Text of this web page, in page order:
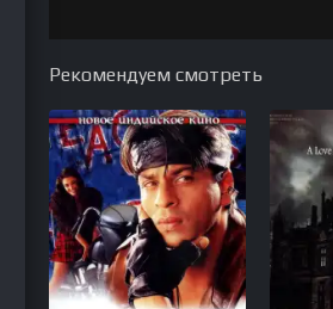
Рекомендуем смотреть